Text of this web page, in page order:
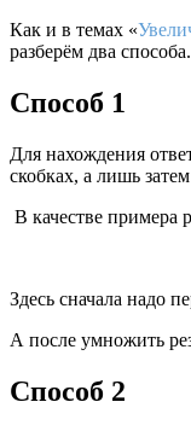
Как и в темах «
разберём два способа.
Способ 1
Для нахождения
скобках, а лишь
В качестве примера
Здесь сначала надо
А после умножить
Способ 2